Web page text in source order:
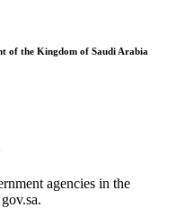
of the Kingdom of Saudi Arabia
agencies in the